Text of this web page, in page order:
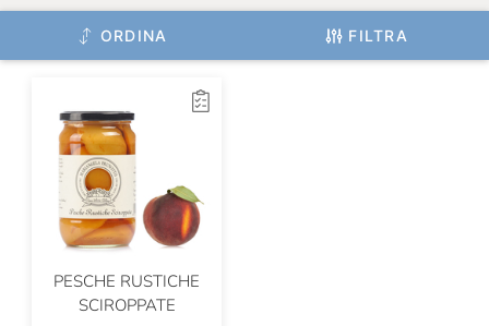
ORDINA FILTRA
PESCHE RUSTICHE
SCIROPPATE